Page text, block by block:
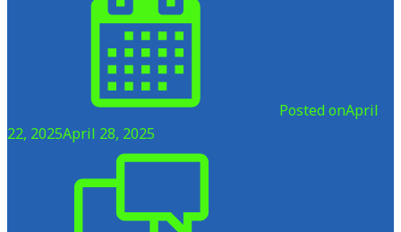
Posted onApril
22, 2025April 28, 2025